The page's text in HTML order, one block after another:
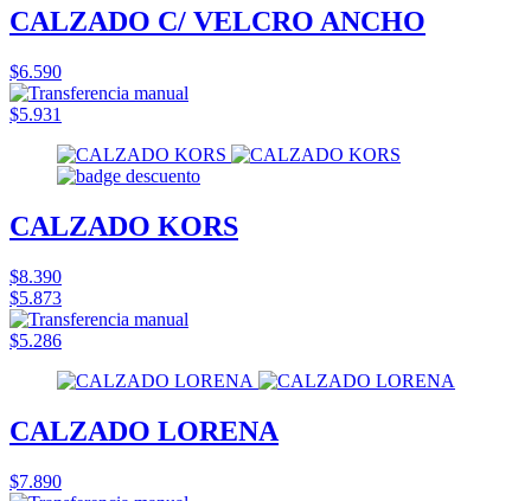
CALZADO C/ VELCRO ANCHO
$6.590
$5.931
CALZADO KORS
$8.390
$5.873
$5.286
CALZADO LORENA
$7.890